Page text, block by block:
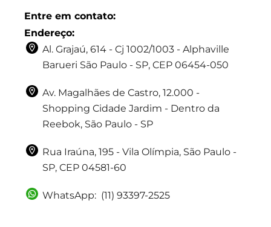
Entre em contato:
Endereço:
Al. Grajaú, 614 - Cj 1002/1003 - Alphaville
Barueri São Paulo - SP, CEP 06454-050
Av. Magalhães de Castro, 12.000 -
Shopping Cidade Jardim - Dentro da
Reebok, São Paulo - SP
Rua Iraúna, 195 - Vila Olímpia, São Paulo -
SP, CEP 04581-60
WhatsApp: (11) 93397-2525